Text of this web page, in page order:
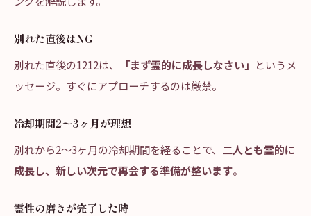
別れた直後はNG
別れた直後の1212は、
「まず霊的に成長しなさい」 というメ
ッセージ。すぐにアプローチするのは厳禁。
冷却期間2〜3ヶ月が理想
別れから2〜3ヶ月の冷却期間を経ることで、 二人とも霊的に
成長し、新しい次元で再会する準備が整います。
霊性の磨きが完了した時